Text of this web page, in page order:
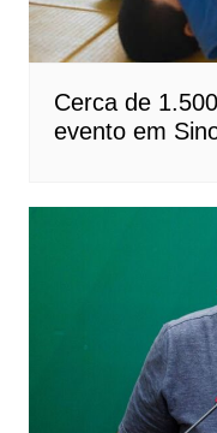
Cerca de
evento em